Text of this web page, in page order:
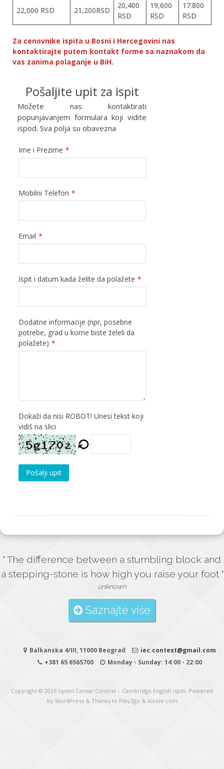
22,000 RSD 21,200RSD
20,400
RSD
19,600
RSD
17.800
RSD
Za cenovnike ispita u Bosni i Hercegovini nas
kontaktirajte putem kontakt forme sa naznakom da
vas zanima polaganje u BiH.
Pošaljite upit za ispit
Možete nas kontaktirati
popunjavanjem formulara koji vidite
ispod. Sva polja su obavezna
Ime i Prezime *
Mobilni Telefon *
Email *
Ispit i datum kada želite da polažete *
Dodatne informacije (npr, posebne
potrebe, grad u kome biste želeli da
polažete) *
Dokaži da nisi ROBOT! Unesi tekst koji
vidiš na slici
Pošalji upit
" The difference between a stumbling block and
a stepping-stone is how high you raise your foot "
unknown
Saznajte više
Balkanska 4/III, 11000 Beograd
iec.context@gmail.com
+381 65 6565700
Monday - Sunday: 14:00 - 22:00
Copyright © 2026 Ispitni Centar Context – Cambridge English Ispiti. Powered
by WordPress& Thanks to PlayZgo & Alvele.com